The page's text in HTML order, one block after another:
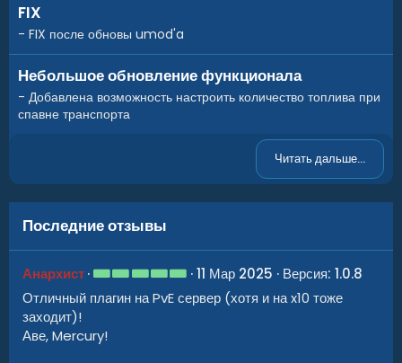
FIX
- FIX после обновы umod'a
Небольшое обновление функционала
- Добавлена возможность настроить количество топлива при
спавне транспорта
Читать дальше...
Последние отзывы
Анархист 5
0
11 Мар 2025
Версия: 1.0.8
Отличный плагин на PvE сервер (хотя и на x10 тоже
заходит)!
Аве, Mercury!